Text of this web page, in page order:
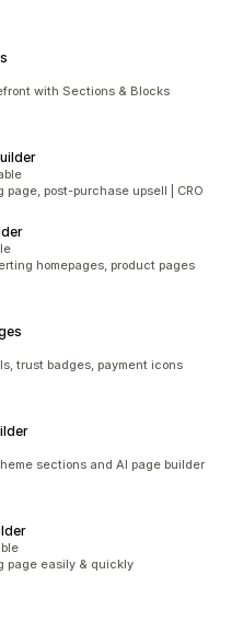
with Sections & Blocks
post-purchase upsell | CRO
homepages, product pages
trust badges, payment icons
sections and AI page builder
page easily & quickly